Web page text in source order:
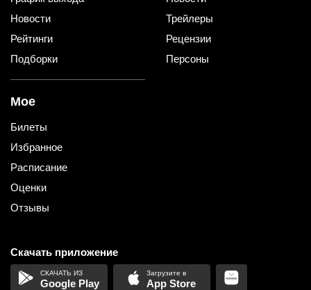
Новости
Рейтинги
Подборки
Трейлеры
Рецензии
Персоны
Мое
Билеты
Избранное
Расписание
Оценки
Отзывы
Скачать приложение
Google Play App Store